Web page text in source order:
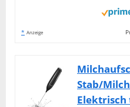
* Anzeige
Stab/